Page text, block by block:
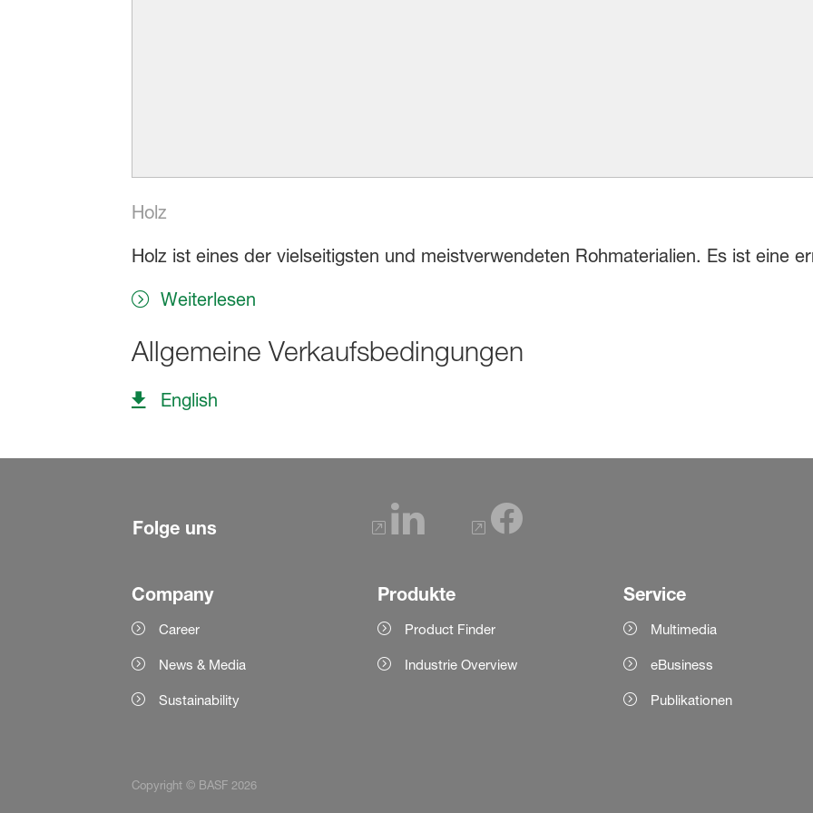
Holz
Holz ist eines der vielseitigsten und meistverwendeten Rohmaterialien. Es ist eine
Weiterlesen
Allgemeine Verkaufsbedingungen
English
Folge uns
Company
Career
News & Media
Sustainability
Produkte
Product Finder
Industrie Overview
Service
Multimedia
eBusiness
Publikationen
Copyright © BASF 2026